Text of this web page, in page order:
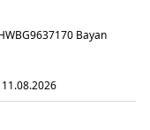
Bayan